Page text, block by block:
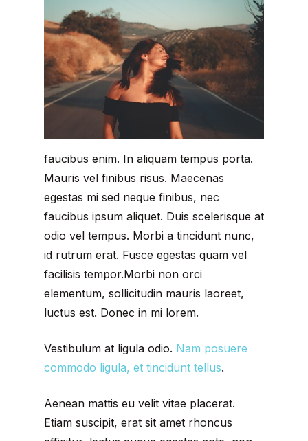
faucibus enim. In aliquam tempus porta.
Mauris vel finibus risus. Maecenas
egestas mi sed neque finibus, nec
faucibus ipsum aliquet. Duis scelerisque at
odio vel tempus. Morbi a tincidunt nunc,
id rutrum erat. Fusce egestas quam vel
facilisis tempor.Morbi non orci
elementum, sollicitudin mauris laoreet,
luctus est. Donec in mi lorem.
Vestibulum at ligula odio. Nam posuere
commodo ligula, et tincidunt tellus.
Aenean mattis eu velit vitae placerat.
Etiam suscipit, erat sit amet rhoncus